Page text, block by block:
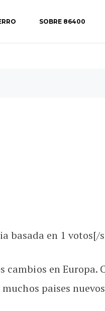
SOBRE 86400
basada en 1 votos[/
en Europa.
paises